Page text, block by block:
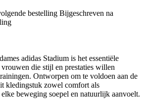
bestelling Bijgeschreven na
adidas Stadium is het essentiële
die stijl en prestaties willen
Ontworpen om te voldoen aan de
kledingstuk zowel comfort als
beweging soepel en natuurlijk aanvoelt.